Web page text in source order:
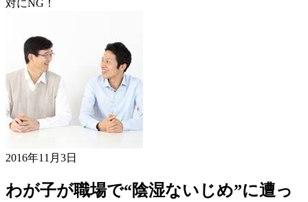
対にNG！
2016年11月3日
わが子が職場で“陰湿ないじめ”に遭っ